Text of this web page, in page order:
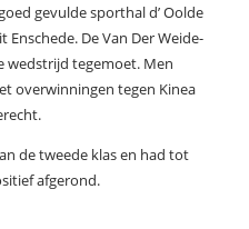
gevulde sporthal d’ Oolde
Enschede. De Van Der Weide-
tegemoet. Men
overwinningen tegen Kinea
de tweede klas en had tot
afgerond.